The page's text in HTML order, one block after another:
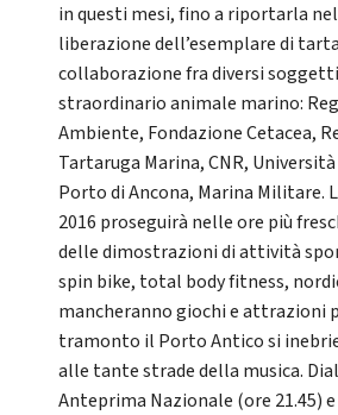
in questi mesi, fino a riportarla
liberazione dell’esemplare di
collaborazione fra diversi
straordinario animale marino:
Ambiente, Fondazione Cetacea,
Tartaruga Marina, CNR,
Porto di Ancona, Marina Militare.
2016 proseguirà nelle ore più
delle dimostrazioni di attività
spin bike, total body fitness,
mancheranno giochi e attrazioni
tramonto il Porto Antico si
alle tante strade della musica.
Anteprima Nazionale (ore 21.45)